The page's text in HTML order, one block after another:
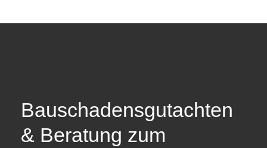
Bauschadensgutachten
& Beratung zum